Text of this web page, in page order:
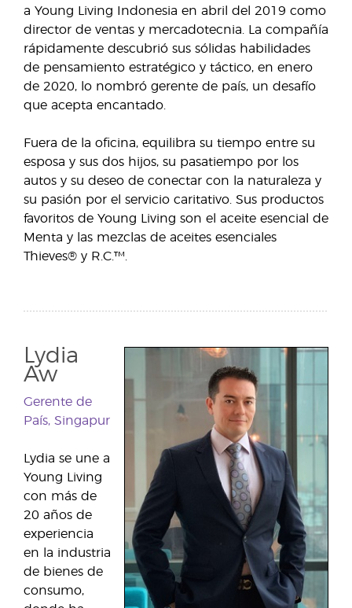
a Young Living Indonesia en abril del 2019 como
director de ventas y mercadotecnia. La compañía
rápidamente descubrió sus sólidas habilidades
de pensamiento estratégico y táctico, en enero
de 2020, lo nombró gerente de país, un desafío
que acepta encantado.
Fuera de la oficina, equilibra su tiempo entre su
esposa y sus dos hijos, su pasatiempo por los
autos y su deseo de conectar con la naturaleza y
su pasión por el servicio caritativo. Sus productos
favoritos de Young Living son el aceite esencial de
Menta y las mezclas de aceites esenciales
Thieves® y R.C.™.
Lydia
Aw
Gerente de
País, Singapur
Lydia se une a
Young Living
con más de
20 años de
experiencia
en la industria
de bienes de
consumo,